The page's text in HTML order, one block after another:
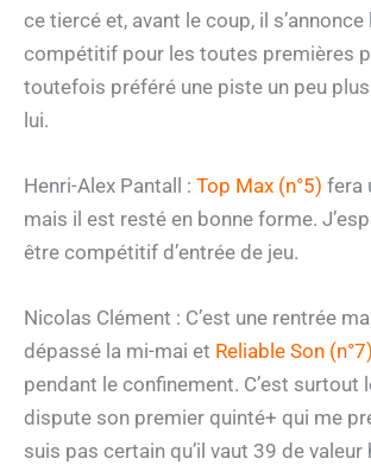
ce tiercé et, avant le coup, il
compétitif pour les toutes premières
toutefois préféré une piste un peu
lui.
Henri-Alex Pantall : Top Max (n°5) fera
mais il est resté en bonne forme.
être compétitif d’entrée de jeu.
Nicolas Clément : C’est une rentrée
dépassé la mi-mai et Reliable Son (n°7)
pendant le confinement. C’est surtout
dispute son premier quinté+ qui me
suis pas certain qu’il vaut 39 de valeur